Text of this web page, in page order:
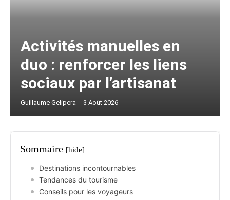
Activités manuelles en
duo : renforcer les liens
sociaux par l’artisanat
Guillaume Gelipera - 3 Août 2026
Sommaire [hide]
Destinations incontournables
Tendances du tourisme
Conseils pour les voyageurs